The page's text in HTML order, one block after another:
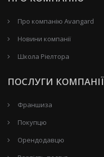
Про компанію Avangard
Новини компанії
Школа Ріелтора
ПОСЛУГИ КОМПАНІЇ
Франшиза
Покупцю
Орендодавцю